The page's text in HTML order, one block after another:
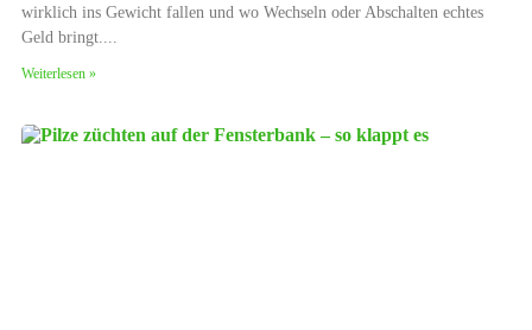
wirklich ins Gewicht fallen und wo Wechseln oder Abschalten echtes
Geld bringt.
Weiterlesen »